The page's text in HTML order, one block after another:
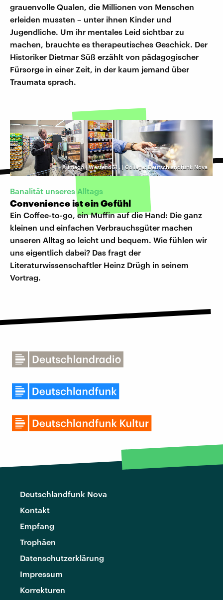
grauenvolle Qualen, die Millionen von Menschen
erleiden mussten – unter ihnen Kinder und
Jugendliche. Um ihr mentales Leid sichtbar zu
machen, brauchte es therapeutisches Geschick. Der
Historiker Dietmar Süß erzählt von pädagogischer
Fürsorge in einer Zeit, in der kaum jemand über
Traumata sprach.
©imago | Westend61 , | Collage: Deutschlandfunk Nova
Banalität unseres Alltags
Convenience ist ein Gefühl
Ein Coffee-to-go, ein Muffin auf die Hand: Die ganz
kleinen und einfachen Verbrauchsgüter machen
unseren Alltag so leicht und bequem. Wie fühlen wir
uns eigentlich dabei? Das fragt der
Literaturwissenschaftler Heinz Drügh in seinem
Vortrag.
Deutschlandfunk Nova
Kontakt
Empfang
Trophäen
Datenschutzerklärung
Impressum
Korrekturen